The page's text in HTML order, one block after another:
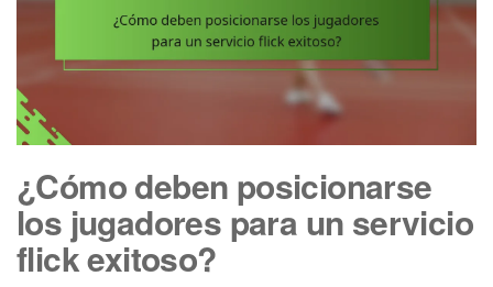
¿Cómo deben posicionarse
los jugadores para un servicio
flick exitoso?